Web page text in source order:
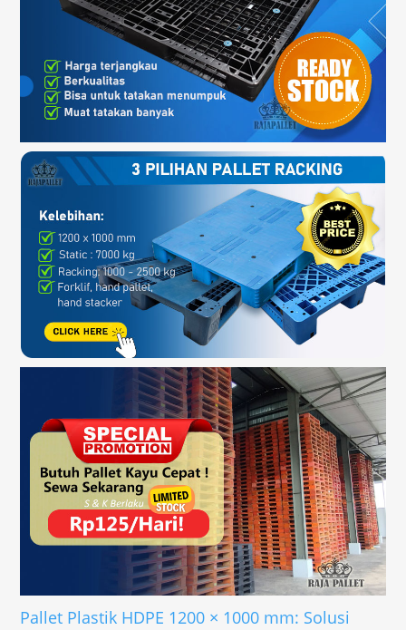
Pallet Plastik HDPE 1200 × 1000 mm: Solusi